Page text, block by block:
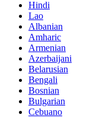
Hindi
Lao
Albanian
Amharic
Armenian
Azerbaijani
Belarusian
Bengali
Bosnian
Bulgarian
Cebuano